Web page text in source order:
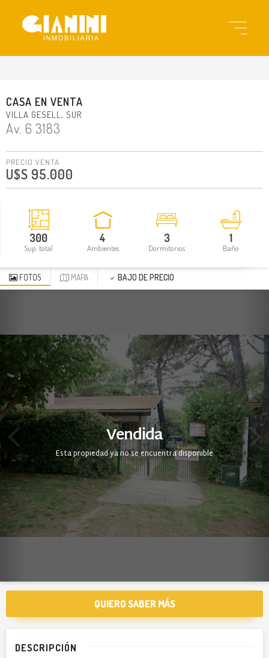
CASA EN VENTA
VILLA GESELL SUR
Av. 6 3183
PRECIO VENTA
U$S 95.000
300
Sup. total
4
Ambientes
3
Dormitorios
1
Baño
FOTOS MAPA BAJO DE PRECIO
Vendida
QUIERO SABER MÁS
DESCRIPCIÓN